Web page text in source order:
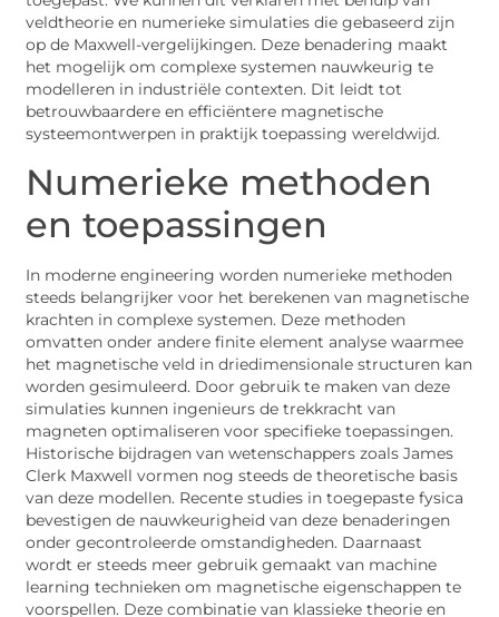
veldtheorie en numerieke simulaties die gebaseerd zijn
op de Maxwell-vergelijkingen. Deze benadering maakt
het mogelijk om complexe systemen nauwkeurig te
modelleren in industriële contexten. Dit leidt tot
betrouwbaardere en efficiëntere magnetische
systeemontwerpen in praktijk toepassing wereldwijd.
Numerieke methoden
en toepassingen
In moderne engineering worden numerieke methoden
steeds belangrijker voor het berekenen van magnetische
krachten in complexe systemen. Deze methoden
omvatten onder andere finite element analyse waarmee
het magnetische veld in driedimensionale structuren kan
worden gesimuleerd. Door gebruik te maken van deze
simulaties kunnen ingenieurs de trekkracht van
magneten optimaliseren voor specifieke toepassingen.
Historische bijdragen van wetenschappers zoals James
Clerk Maxwell vormen nog steeds de theoretische basis
van deze modellen. Recente studies in toegepaste fysica
bevestigen de nauwkeurigheid van deze benaderingen
onder gecontroleerde omstandigheden. Daarnaast
wordt er steeds meer gebruik gemaakt van machine
learning technieken om magnetische eigenschappen te
voorspellen. Deze combinatie van klassieke theorie en